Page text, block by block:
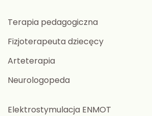
Terapia pedagogiczna
Fizjoterapeuta dziecęcy
Arteterapia
Neurologopeda
Elektrostymulacja ENMOT